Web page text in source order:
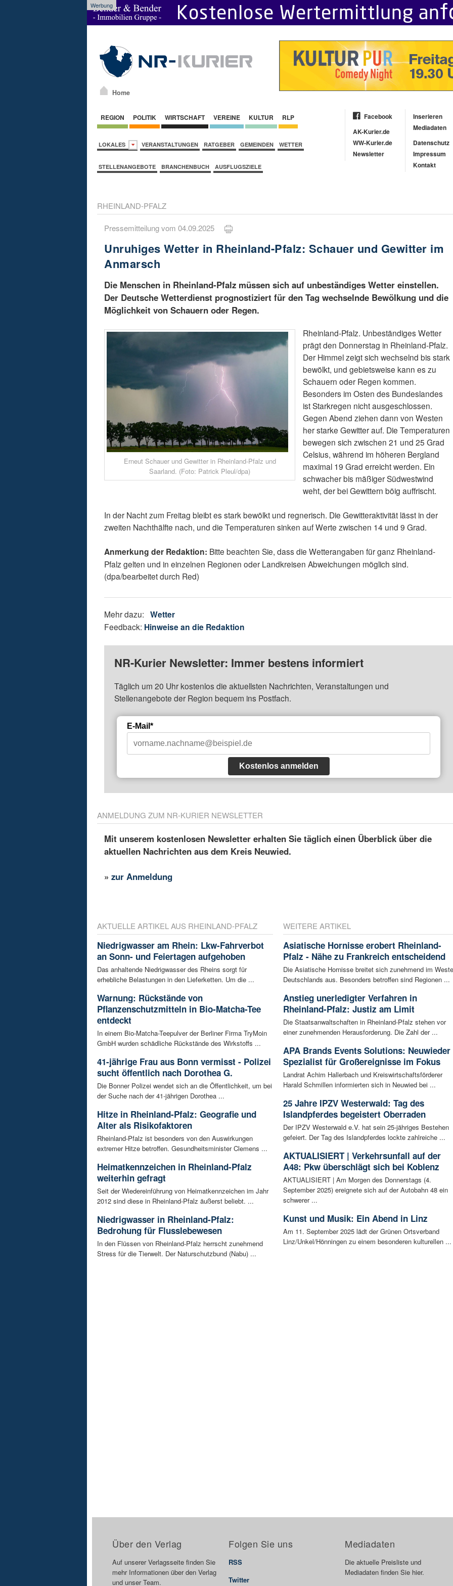
Werbung
Home
REGION POLITIK WIRTSCHAFT VEREINE KULTUR RLP
LOKALES VERANSTALTUNGEN RATGEBER GEMEINDEN WETTER
STELLENANGEBOTE BRANCHENBUCH AUSFLUGSZIELE
Facebook
AK-Kurier.de
WW-Kurier.de
Newsletter
Inserieren
Mediadaten
Datenschutz
Impressum
Kontakt
RHEINLAND-PFALZ
Pressemitteilung vom 04.09.2025
Unruhiges Wetter in Rheinland-Pfalz: Schauer und Gewitter im
Anmarsch
Die Menschen in Rheinland-Pfalz müssen sich auf unbeständiges Wetter einstellen.
Der Deutsche Wetterdienst prognostiziert für den Tag wechselnde Bewölkung und die
Möglichkeit von Schauern oder Regen.
Erneut Schauer und Gewitter in Rheinland-Pfalz und
Saarland. (Foto: Patrick Pleul/dpa)
Rheinland-Pfalz. Unbeständiges Wetter
prägt den Donnerstag in Rheinland-Pfalz.
Der Himmel zeigt sich wechselnd bis stark
bewölkt, und gebietsweise kann es zu
Schauern oder Regen kommen.
Besonders im Osten des Bundeslandes
ist Starkregen nicht ausgeschlossen.
Gegen Abend ziehen dann von Westen
her starke Gewitter auf. Die Temperaturen
bewegen sich zwischen 21 und 25 Grad
Celsius, während im höheren Bergland
maximal 19 Grad erreicht werden. Ein
schwacher bis mäßiger Südwestwind
weht, der bei Gewittern böig auffrischt.
In der Nacht zum Freitag bleibt es stark bewölkt und regnerisch. Die Gewitteraktivität lässt in der
zweiten Nachthälfte nach, und die Temperaturen sinken auf Werte zwischen 14 und 9 Grad.
Anmerkung der Redaktion: Bitte beachten Sie, dass die Wetterangaben für ganz Rheinland-
Pfalz gelten und in einzelnen Regionen oder Landkreisen Abweichungen möglich sind.
(dpa/bearbeitet durch Red)
Mehr dazu:Wetter
Feedback: Hinweise an die Redaktion
NR-Kurier Newsletter: Immer bestens informiert
Täglich um 20 Uhr kostenlos die aktuellsten Nachrichten, Veranstaltungen und
Stellenangebote der Region bequem ins Postfach.
E-Mail*
Kostenlos anmelden
ANMELDUNG ZUM NR-KURIER NEWSLETTER
Mit unserem kostenlosen Newsletter erhalten Sie täglich einen Überblick über die
aktuellen Nachrichten aus dem Kreis Neuwied.
»zur Anmeldung
AKTUELLE ARTIKEL AUS RHEINLAND-PFALZ
Niedrigwasser am Rhein: Lkw-Fahrverbot
an Sonn- und Feiertagen aufgehoben
Das anhaltende Niedrigwasser des Rheins sorgt für
erhebliche Belastungen in den Lieferketten. Um die ...
Warnung: Rückstände von
Pflanzenschutzmitteln in Bio-Matcha-Tee
entdeckt
In einem Bio-Matcha-Teepulver der Berliner Firma TryMoin
GmbH wurden schädliche Rückstände des Wirkstoffs ...
41-jährige Frau aus Bonn vermisst - Polizei
sucht öffentlich nach Dorothea G.
Die Bonner Polizei wendet sich an die Öffentlichkeit, um bei
der Suche nach der 41-jährigen Dorothea ...
Hitze in Rheinland-Pfalz: Geografie und
Alter als Risikofaktoren
Rheinland-Pfalz ist besonders von den Auswirkungen
extremer Hitze betroffen. Gesundheitsminister Clemens ...
Heimatkennzeichen in Rheinland-Pfalz
weiterhin gefragt
Seit der Wiedereinführung von Heimatkennzeichen im Jahr
2012 sind diese in Rheinland-Pfalz äußerst beliebt. ...
Niedrigwasser in Rheinland-Pfalz:
Bedrohung für Flusslebewesen
In den Flüssen von Rheinland-Pfalz herrscht zunehmend
Stress für die Tierwelt. Der Naturschutzbund (Nabu) ...
WEITERE ARTIKEL
Asiatische Hornisse erobert Rheinland-
Pfalz - Nähe zu Frankreich entscheidend
Die Asiatische Hornisse breitet sich zunehmend im
Deutschlands aus. Besonders betroffen sind Regionen ...
Anstieg unerledigter Verfahren in
Rheinland-Pfalz: Justiz am Limit
Die Staatsanwaltschaften in Rheinland-Pfalz stehen vor
einer zunehmenden Herausforderung. Die Zahl der ...
APA Brands Events Solutions: Neuwieder
Spezialist für Großereignisse im Fokus
Landrat Achim Hallerbach und Kreiswirtschaftsförderer
Harald Schmillen informierten sich in Neuwied bei ...
25 Jahre IPZV Westerwald: Tag des
Islandpferdes begeistert Oberraden
Der IPZV Westerwald e.V. hat sein 25-jähriges Bestehen
gefeiert. Der Tag des Islandpferdes lockte zahlreiche ...
AKTUALISIERT | Verkehrsunfall auf der
A48: Pkw überschlägt sich bei Koblenz
AKTUALISIERT | Am Morgen des Donnerstags (4.
September 2025) ereignete sich auf der Autobahn 48 ein
schwerer ...
Kunst und Musik: Ein Abend in Linz
Am 11. September 2025 lädt der Grünen Ortsverband
Linz/Unkel/Hönningen zu einem besonderen kulturellen ...
Über den Verlag
Auf unserer Verlagsseite finden Sie
mehr Informationen über den Verlag
und unser Team.
Folgen Sie uns
RSS
Twitter
Mediadaten
Die aktuelle Preisliste und
Mediadaten finden Sie hier.